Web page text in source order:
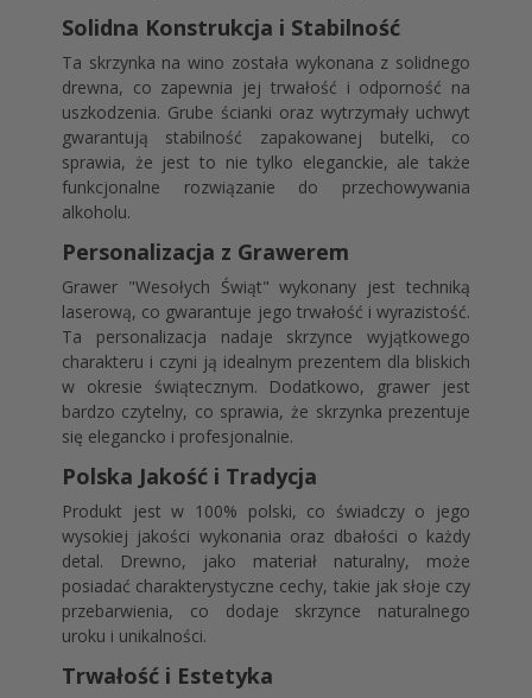
Solidna Konstrukcja i Stabilność
Ta skrzynka na wino została wykonana z solidnego
drewna, co zapewnia jej trwałość i odporność na
uszkodzenia. Grube ścianki oraz wytrzymały uchwyt
gwarantują stabilność zapakowanej butelki, co
sprawia, że jest to nie tylko eleganckie, ale także
funkcjonalne rozwiązanie do przechowywania
alkoholu.
Personalizacja z Grawerem
Grawer "Wesołych Świąt" wykonany jest techniką
laserową, co gwarantuje jego trwałość i wyrazistość.
Ta personalizacja nadaje skrzynce wyjątkowego
charakteru i czyni ją idealnym prezentem dla bliskich
w okresie świątecznym. Dodatkowo, grawer jest
bardzo czytelny, co sprawia, że skrzynka prezentuje
się elegancko i profesjonalnie.
Polska Jakość i Tradycja
Produkt jest w 100% polski, co świadczy o jego
wysokiej jakości wykonania oraz dbałości o każdy
detal. Drewno, jako materiał naturalny, może
posiadać charakterystyczne cechy, takie jak słoje czy
przebarwienia, co dodaje skrzynce naturalnego
uroku i unikalności.
Trwałość i Estetyka